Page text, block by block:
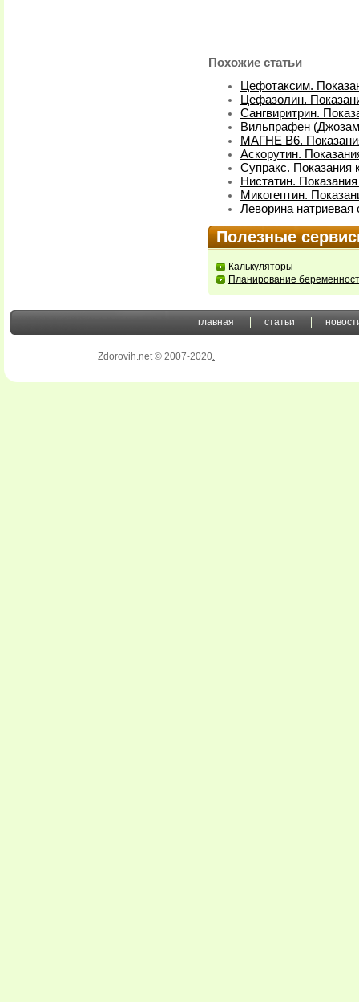
Похожие статьи
Цефотаксим.
Цефазолин.
Сангвиритрин.
Вильпрафен
МАГНЕ В6.
Аскорутин.
Супракс. Показания
Нистатин.
Микогептин.
Леворина
Полезные
Калькуляторы
Планирование
главная статьи
Zdorovih.net © 2007-2020